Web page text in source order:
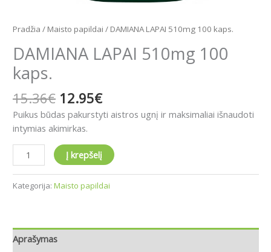
Pradžia / Maisto papildai / DAMIANA LAPAI 510mg 100 kaps.
DAMIANA LAPAI 510mg 100
kaps.
15.36€ 12.95€
Puikus būdas pakurstyti aistros ugnį ir maksimaliai išnaudoti
intymias akimirkas.
Į krepšelį
Kategorija: Maisto papildai
Aprašymas